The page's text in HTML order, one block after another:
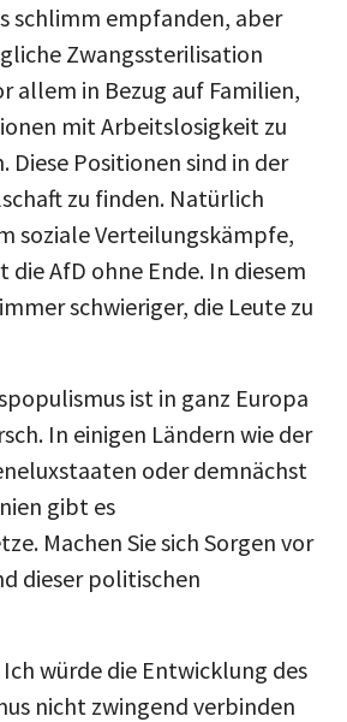
schlimm empfanden, aber
Zwangssterilisation
allem in Bezug auf Familien,
mit Arbeitslosigkeit zu
Diese Positionen sind in der
zu finden. Natürlich
soziale Verteilungskämpfe,
die AfD ohne Ende. In diesem
schwieriger, die Leute zu
ist in ganz Europa
In einigen Ländern wie der
oder demnächst
gibt es
Machen Sie sich Sorgen vor
dieser politischen
Ich würde die Entwicklung des
nicht zwingend verbinden